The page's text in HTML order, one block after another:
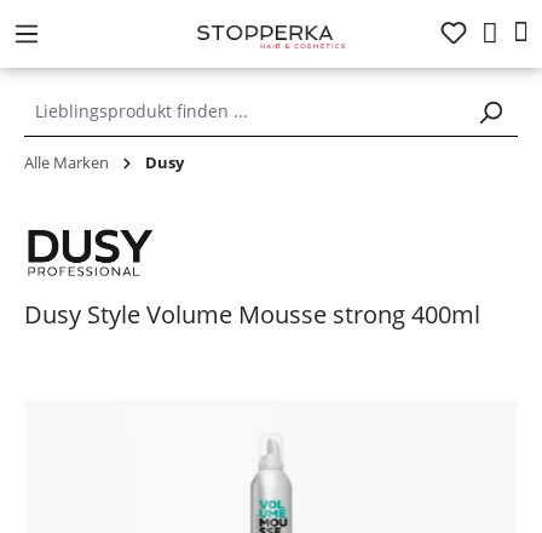
springen
Alle Marken Dusy
Dusy Style Volume Mousse strong 400ml